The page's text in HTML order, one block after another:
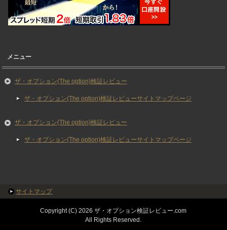
メニュー
ザ・オプション(The option)検証レビュー
ザ・オプション(The option)検証レビューサイトマップページ
ザ・オプション(The option)検証レビュー
ザ・オプション(The option)検証レビューサイトマップページ
サイトマップ
Copyright (C) 2026 ザ・オプション検証レビュー.com
All Rights Reserved.